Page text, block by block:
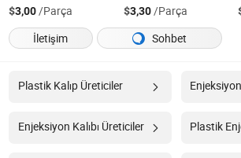
$3,00/Parça $3,30/Parça
İletişim
Sohbet
Plastik Kalıp Üreticiler
Enjeksiyon Kalıbı Üreticiler